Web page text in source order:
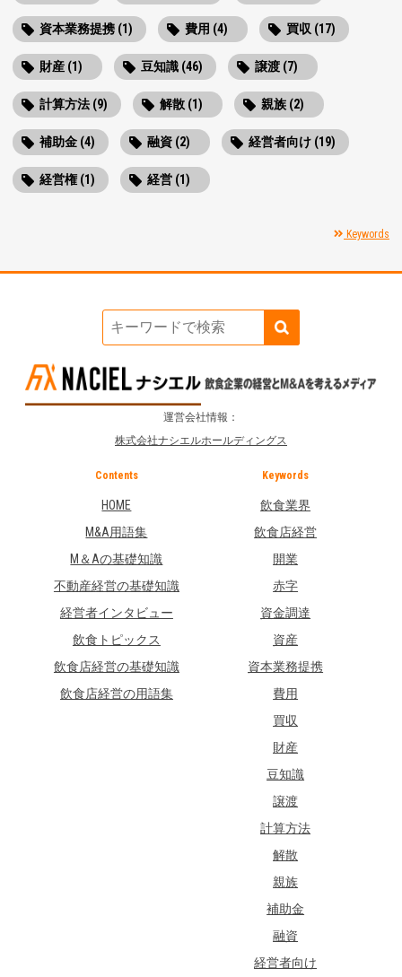
資本業務提携 (1) 費用 (4) 買収 (17)
財産 (1) 豆知識 (46) 譲渡 (7)
計算方法 (9) 解散 (1) 親族 (2)
補助金 (4) 融資 (2) 経営者向け (19)
経営権 (1) 経営 (1)
Keywords
運営会社情報：
株式会社ナシエルホールディングス
Contents
HOME
M&A用語集
M＆Aの基礎知識
不動産経営の基礎知識
経営者インタビュー
飲食トピックス
飲食店経営の基礎知識
飲食店経営の用語集
Keywords
飲食業界
飲食店経営
開業
赤字
資金調達
資産
資本業務提携
費用
買収
財産
豆知識
譲渡
計算方法
解散
親族
補助金
融資
経営者向け